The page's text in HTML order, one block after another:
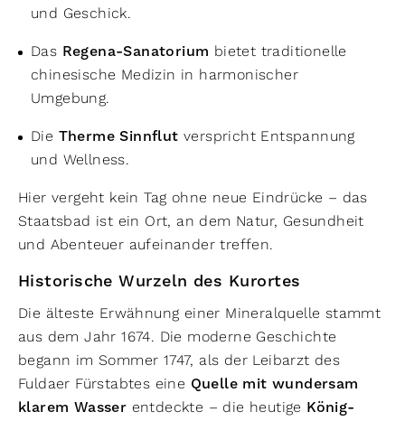
und Geschick.
Das Regena-Sanatorium bietet traditionelle
chinesische Medizin in harmonischer
Umgebung.
Die Therme Sinnflut verspricht Entspannung
und Wellness.
Hier vergeht kein Tag ohne neue Eindrücke – das
Staatsbad ist ein Ort, an dem Natur, Gesundheit
und Abenteuer aufeinander treffen.
Historische Wurzeln des Kurortes
Die älteste Erwähnung einer Mineralquelle stammt
aus dem Jahr 1674. Die moderne Geschichte
begann im Sommer 1747, als der Leibarzt des
Fuldaer Fürstabtes eine Quelle mit wundersam
klarem Wasser entdeckte – die heutige König-